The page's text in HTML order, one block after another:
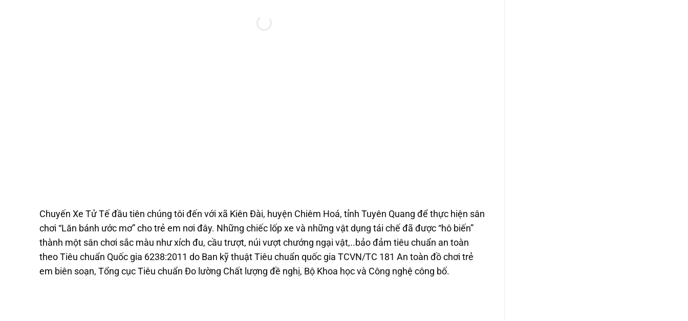
Chuyến Xe Tử Tế đầu tiên chúng tôi đến với xã Kiên Đài, huyện Chiêm Hoá, tỉnh Tuyên Quang để thực hiện sân
chơi “Lăn bánh ước mơ” cho trẻ em nơi đây. Những chiếc lốp xe và những vật dụng tái chế đã được “hô biến”
thành một sân chơi sắc màu như xích đu, cầu trượt, núi vượt chướng ngại vật,..bảo đảm tiêu chuẩn an toàn
theo Tiêu chuẩn Quốc gia 6238:2011 do Ban kỹ thuật Tiêu chuẩn quốc gia TCVN/TC 181 An toàn đồ chơi trẻ
em biên soạn, Tổng cục Tiêu chuẩn Đo lường Chất lượng đề nghị, Bộ Khoa học và Công nghệ công bố.